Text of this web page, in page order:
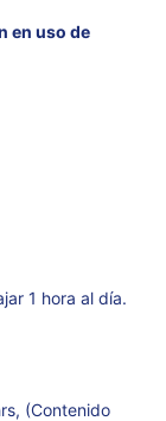
en uso de
1 hora al día.
(Contenido